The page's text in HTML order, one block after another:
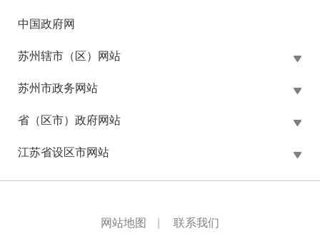
中国政府网
苏州辖市（区）网站
苏州市政务网站
省（区市）政府网站
江苏省设区市网站
网站地图 联系我们